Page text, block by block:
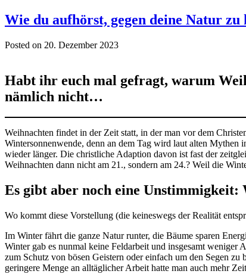
Wie du aufhörst, gegen deine Natur zu
Posted on 20. Dezember 2023
Habt ihr euch mal gefragt, warum
nämlich nicht…
Weihnachten findet in der Zeit statt, in der man vor dem
Wintersonnenwende, denn an dem Tag wird laut alten Mythen
wieder länger. Die christliche Adaption davon ist fast der
Weihnachten dann nicht am 21., sondern am 24.? Weil die
Es gibt aber noch eine Unstimmigkeit:
Wo kommt diese Vorstellung (die keineswegs der Realität
Im Winter fährt die ganze Natur runter, die Bäume sparen
Winter gab es nunmal keine Feldarbeit und insgesamt weniger
zum Schutz von bösen Geistern oder einfach um den Segen
geringere Menge an alltäglicher Arbeit hatte man auch mehr